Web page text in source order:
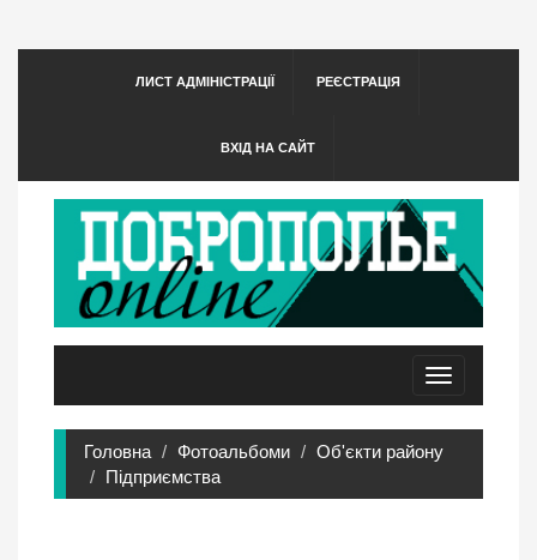
ЛИСТ АДМІНІСТРАЦІЇ РЕЄСТРАЦІЯ
ВХІД НА САЙТ
Toggle
navigation
Головна Фотоальбоми
Об'єкти району
Підприємства